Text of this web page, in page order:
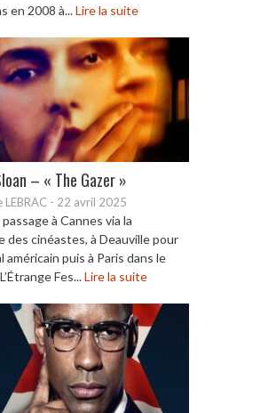
en 2008 à...Lire la suite
– « The Gazer »
- 22 avril 2025
à Cannes via la
des cinéastes, à Deauville pour
américain puis à Paris dans le
Fes...Lire la suite